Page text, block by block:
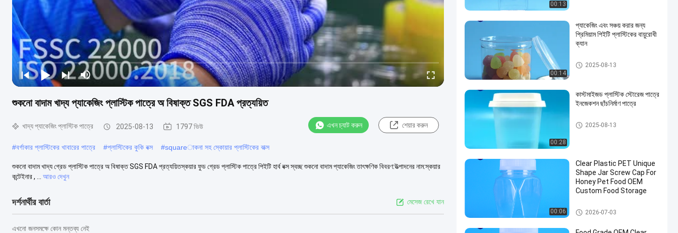
শুকনো বাদাম খাদ্য প্যাকেজিং প্লাস্টিক পাত্রে অ বিষাক্ত SGS FDA প্রত্যয়িত
খাদ্য প্যাকেজিং প্লাস্টিক পাত্রে 2025-08-13 1797 ভিউ এখন চ্যাট করুন শেয়ার করুন
#বর্গাকার প্লাস্টিকের খাবারের পাত্রে #প্লাস্টিকের কুকি বক্স #squareাকনা সহ স্কোয়ার প্লাস্টিকের বাক্স
শুকনো বাদাম খাদ্য গ্রেড প্লাস্টিক পাত্রে অ বিষাক্ত SGS FDA প্রত্যয়িতস্কয়ার ফুড গ্রেড প্লাস্টিক পাত্রে পিইটি হার্ব বক্স স্বচ্ছ শুকনো বাদাম প্যাকেজিং তাৎক্ষণিক বিবরণ:উত্পাদনের নাম:স্কয়ার
কন্টেইনার , ...
আরও দেখুন
দর্শনার্থীর বার্তা মেসেজ রেখে যান
এখনো জনসমক্ষে কোন মন্তব্য নেই
00:13
00:14
প্যাকেজিং এবং সঞ্চয় করার জন্য
প্রিমিয়াম পিইটি প্লাস্টিকের বায়ুরোধী
ক্যান
PET পারেন
2025-08-13
00:28
কাস্টমাইজড প্লাস্টিক স্টোরেজ পাত্রে
ইনজেকশন ছাঁচনির্মাণ পাত্রে
আইএমএল প্লাস্টিকের পাত্রে
2025-08-13
00:06
Clear Plastic PET Unique
Shape Jar Screw Cap For
Honey Pet Food OEM
Custom Food Storage
প্লাস্টিকের প্যাকেজিং জার
2026-07-03